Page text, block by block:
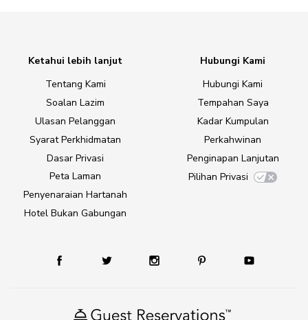
Ketahui lebih lanjut
Tentang Kami
Soalan Lazim
Ulasan Pelanggan
Syarat Perkhidmatan
Dasar Privasi
Peta Laman
Penyenaraian Hartanah
Hotel Bukan Gabungan
Hubungi Kami
Hubungi Kami
Tempahan Saya
Kadar Kumpulan
Perkahwinan
Penginapan Lanjutan
Pilihan Privasi